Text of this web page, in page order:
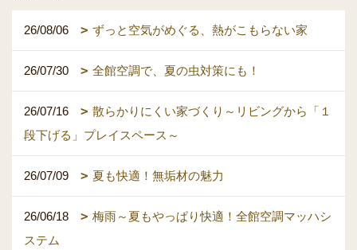
26/08/06 ずっと空気がめぐる、熱がこもらない家
26/07/30 全館空調で、夏の虫対策にも！
26/07/16
散らかりにくい家づくり～リビングから「１
段下げる」プレイスペース～
26/07/09 夏も快適！無垢材の魅力
26/06/18
梅雨～夏もやっぱり快適！全館空調マッハシ
ステム